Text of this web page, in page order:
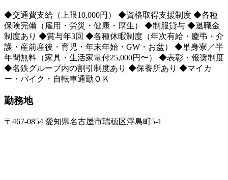
◆交通費支給（上限10,000円） ◆資格取得支援制度 ◆各種
保険完備（雇用・労災・健康・厚生） ◆制服貸与 ◆退職金
制度あり ◆賞与年3回 ◆各種休暇制度（年次有給・慶弔・介
護・産前産後・育児・年末年始・GW・お盆） ◆単身寮／半
年間無料（家具・生活家電付25,000円〜） ◆表彰・報奨制度
◆名鉄グループ内の割引制度あり ◆保養所あり ◆マイカ
ー・バイク・自転車通勤ＯＫ
勤務地
〒467-0854 愛知県名古屋市瑞穂区浮島町5-1